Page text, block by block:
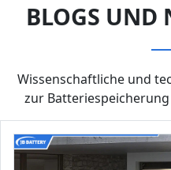
BLOGS UND
Wissenschaftliche und
zur